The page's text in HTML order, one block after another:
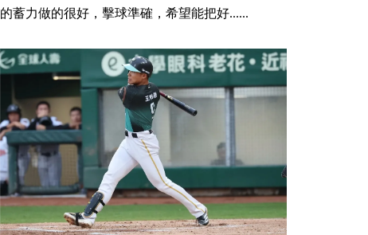
的蓄力做的很好，擊球準確，希望能把好......